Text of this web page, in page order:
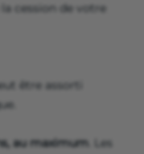
cession de votre
être assorti
au maximum . Les